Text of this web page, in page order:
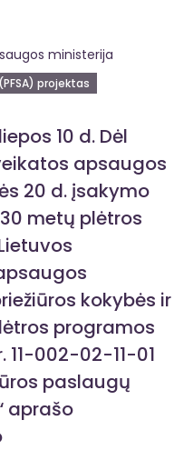
ministerija
projektas
10 d. Dėl
apsaugos
20 d. įsakymo
metų plėtros
kokybės ir
programos
11-002-02-11-01
paslaugų
aprašo